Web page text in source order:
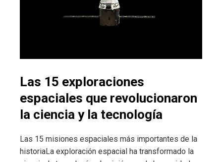
Las 15 exploraciones
espaciales que revolucionaron
la ciencia y la tecnología
Las 15 misiones espaciales más importantes de la
historiaLa exploración espacial ha transformado la